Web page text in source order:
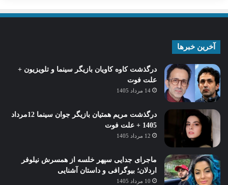
آخرین خبرها
درگذشت کاوه کاویان بازیگر سینما و تلویزیون +
علت فوت
14 مرداد 1405
درگذشت مریم همتیان بازیگر جوان سینما 12مرداد
1405 + علت فوت
12 مرداد 1405
ماجرای جدایی سپهر خلسه از همسرش نیلوفر
اردلان؛ بیوگرافی و داستان آشنایی
10 مرداد 1405